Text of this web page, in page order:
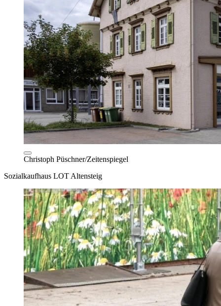
Christoph Püschner/Zeitenspiegel
Sozialkaufhaus LOT Altensteig